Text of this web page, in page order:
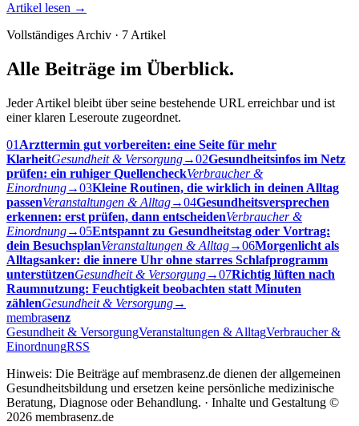
Artikel lesen →
Vollständiges Archiv · 7 Artikel
Alle Beiträge im Überblick.
Jeder Artikel bleibt über seine bestehende URL erreichbar und ist
einer klaren Leseroute zugeordnet.
01 Arzttermin gut vorbereiten: eine Seite für mehr
KlarheitGesundheit & Versorgung→02Gesundheitsinfos im Netz
prüfen: ein ruhiger QuellencheckVerbraucher &
Einordnung→03Kleine Routinen, die wirklich in deinen Alltag
passenVeranstaltungen & Alltag→04Gesundheitsversprechen
erkennen: erst prüfen, dann entscheidenVerbraucher &
Einordnung→05Entspannt zu Gesundheitstag oder Vortrag:
dein BesuchsplanVeranstaltungen & Alltag→06Morgenlicht als
Alltagsanker: die innere Uhr ohne starres Schlafprogramm
unterstützenGesundheit & Versorgung→07Richtig lüften nach
Raumnutzung: Feuchtigkeit beobachten statt Minuten
zählenGesundheit & Versorgung→
membrasenz
Gesundheit & VersorgungVeranstaltungen & AlltagVerbraucher &
EinordnungRSS
Hinweis: Die Beiträge auf membrasenz.de dienen der allgemeinen
Gesundheitsbildung und ersetzen keine persönliche medizinische
Beratung, Diagnose oder Behandlung. · Inhalte und Gestaltung ©
2026 membrasenz.de